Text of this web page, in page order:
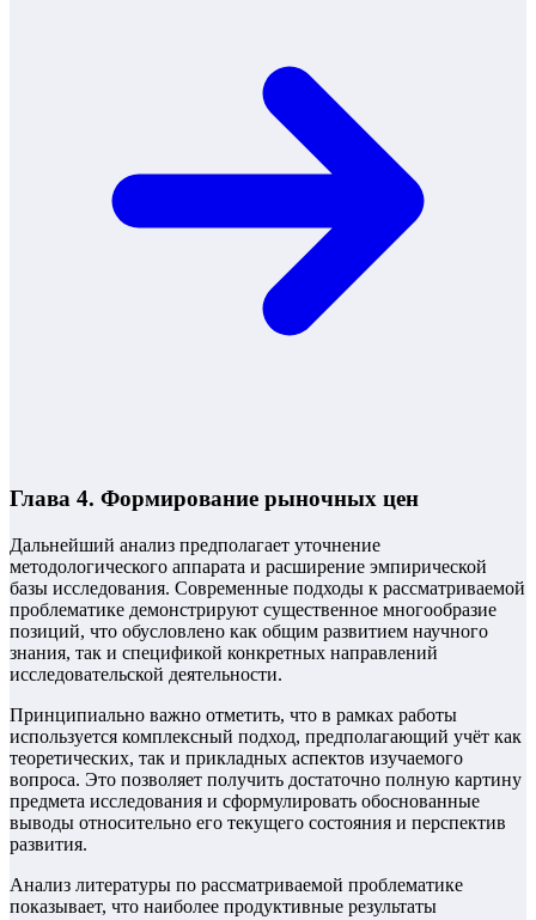
Глава 4. Формирование рыночных цен
Дальнейший анализ предполагает уточнение
методологического аппарата и расширение эмпирической
базы исследования. Современные подходы к рассматриваемой
проблематике демонстрируют существенное многообразие
позиций, что обусловлено как общим развитием научного
знания, так и спецификой конкретных направлений
исследовательской деятельности.
Принципиально важно отметить, что в рамках работы
используется комплексный подход, предполагающий учёт как
теоретических, так и прикладных аспектов изучаемого
вопроса. Это позволяет получить достаточно полную картину
предмета исследования и сформулировать обоснованные
выводы относительно его текущего состояния и перспектив
развития.
Анализ литературы по рассматриваемой проблематике
показывает, что наиболее продуктивные результаты